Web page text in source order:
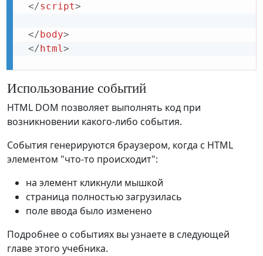
</script>
</ body>
</ html>
Использование событий
HTML DOM позволяет выполнять код при
возникновении какого-либо события.
События генерируются браузером, когда с HTML
элементом "что-то происходит":
на элемент кликнули мышкой
страница полностью загрузилась
поле ввода было изменено
Подробнее о событиях вы узнаете в следующей
главе этого учебника.